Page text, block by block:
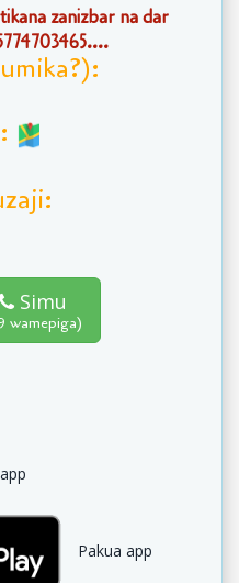
zanizbar na dar
Simu
wamepiga)
Pakua app